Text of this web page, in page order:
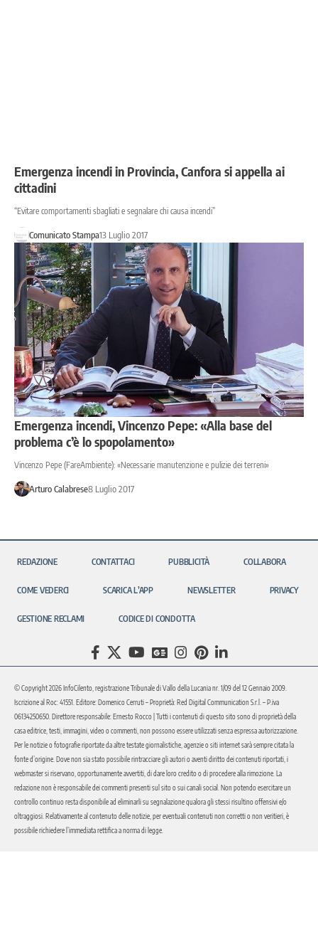
Emergenza incendi in Provincia, Canfora si appella ai
cittadini
“Evitare comportamenti sbagliati e segnalare chi causa incendi”
Comunicato Stampa13 Luglio 2017
Emergenza incendi, Vincenzo Pepe: «Alla base del
problema c’è lo spopolamento»
Vincenzo Pepe (FareAmbiente): «Necessarie manutenzione e pulizie dei terreni»
Arturo Calabrese8 Luglio 2017
REDAZIONE CONTATTACI PUBBLICITÀ COLLABORA
COME VEDERCI SCARICA L’APP NEWSLETTER PRIVACY
GESTIONE RECLAMI CODICE DI CONDOTTA
© Copyright 2026 InfoCilento, registrazione Tribunale di Vallo della Lucania nr. 1/09 del 12 Gennaio 2009.
Iscrizione al Roc: 41551. Editore: Domenico Cerruti – Proprietà: Red Digital Communication S.r.l. – P.iva
06134250650. Direttore responsabile: Ernesto Rocco | Tutti i contenuti di questo sito sono di proprietà della
casa editrice, testi, immagini, video o commenti, non possono essere utilizzati senza espressa autorizzazione.
Per le notizie o fotografie riportate da altre testate giornalistiche, agenzie o siti internet sarà sempre citata la
fonte d’origine. Dove non sia stato possibile rintracciare gli autori o aventi diritto dei contenuti riportati, i
webmaster si riservano, opportunamente avvertiti, di dare loro credito o di procedere alla rimozione. La
redazione non è responsabile dei commenti presenti sul sito o sui canali social. Non potendo esercitare un
controllo continuo resta disponibile ad eliminarli su segnalazione qualora gli stessi risultino offensivi e/o
oltraggiosi. Relativamente al contenuto delle notizie, per eventuali contenuti non corretti o non veritieri, è
possibile richiedere l’immediata rettifica a norma di legge.